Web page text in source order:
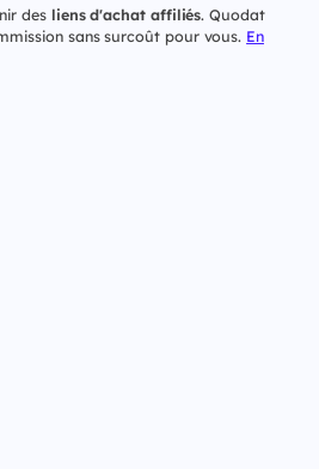
des liens d'achat affiliés. Quodat
sans surcoût pour vous. En